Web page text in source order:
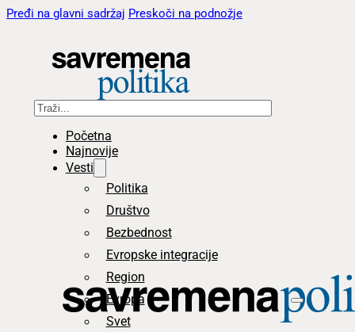
Pređi na glavni sadržaj Preskoči na podnožje
Pretraga
Početna
Najnovije
Vesti
Politika
Društvo
Bezbednost
Evropske integracije
Region
Evropa
Svet